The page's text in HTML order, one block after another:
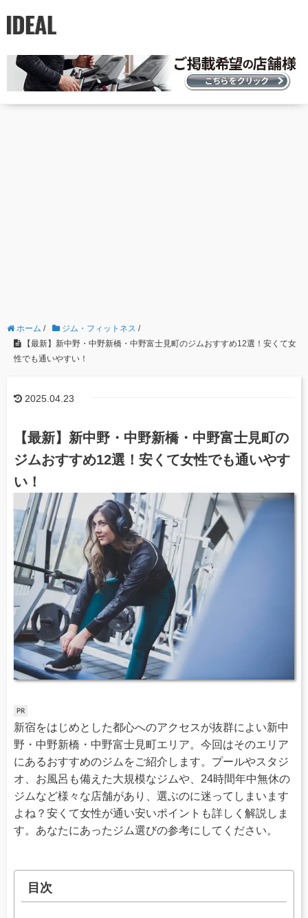
ホーム / ジム・フィットネス /
【最新】新中野・中野新橋・中野富士見町のジムおすすめ12選！安くて女
性でも通いやすい！
2025.04.23
【最新】新中野・中野新橋・中野富士見町の
ジムおすすめ12選！安くて女性でも通いやす
い！
新宿をはじめとした都心へのアクセスが抜群によい新中
野・中野新橋・中野富士見町エリア。今回はそのエリア
にあるおすすめのジムをご紹介します。プールやスタジ
オ、お風呂も備えた大規模なジムや、24時間年中無休の
ジムなど様々な店舗があり、選ぶのに迷ってしまいます
よね？安くて女性が通い安いポイントも詳しく解説しま
す。あなたにあったジム選びの参考にしてください。
目次